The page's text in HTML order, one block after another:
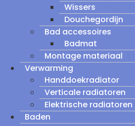
Wissers
Douchegordijn
Bad accessoires
Badmat
Montage materiaal
Verwarming
Handdoekradiator
Verticale radiatoren
Elektrische radiatoren
Baden